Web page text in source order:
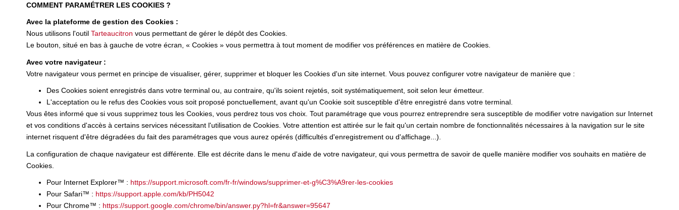
COMMENT PARAMÉTRER LES COOKIES ?
Avec la plateforme de gestion des Cookies :
Nous utilisons l'outil Tarteaucitron vous permettant de gérer le dépôt des Cookies.
Le bouton, situé en bas à gauche de votre écran, « Cookies » vous permettra à tout moment de modifier vos préférences en matière de Cookies.
Avec votre navigateur :
Votre navigateur vous permet en principe de visualiser, gérer, supprimer et bloquer les Cookies d'un site internet. Vous pouvez configurer votre navigateur de manière que :
Des Cookies soient enregistrés dans votre terminal ou, au contraire, qu'ils soient rejetés, soit systématiquement, soit selon leur émetteur.
L'acceptation ou le refus des Cookies vous soit proposé ponctuellement, avant qu'un Cookie soit susceptible d'être enregistré dans votre terminal.
Vous êtes informé que si vous supprimez tous les Cookies, vous perdrez tous vos choix. Tout paramétrage que vous pourrez entreprendre sera susceptible de modifier votre navigation sur Internet
et vos conditions d'accès à certains services nécessitant l'utilisation de Cookies. Votre attention est attirée sur le fait qu'un certain nombre de fonctionnalités nécessaires à la navigation sur le site
internet risquent d'être dégradées du fait des paramétrages que vous aurez opérés (difficultés d'enregistrement ou d'affichage...).
La configuration de chaque navigateur est différente. Elle est décrite dans le menu d'aide de votre navigateur, qui vous permettra de savoir de quelle manière modifier vos souhaits en matière de
Cookies.
Pour Internet Explorer™ : https://support.microsoft.com/fr-fr/windows/supprimer-et-g%C3%A9rer-les-cookies
Pour Safari™ : https://support.apple.com/kb/PH5042
Pour Chrome™ : https://support.google.com/chrome/bin/answer.py?hl=fr&answer=95647